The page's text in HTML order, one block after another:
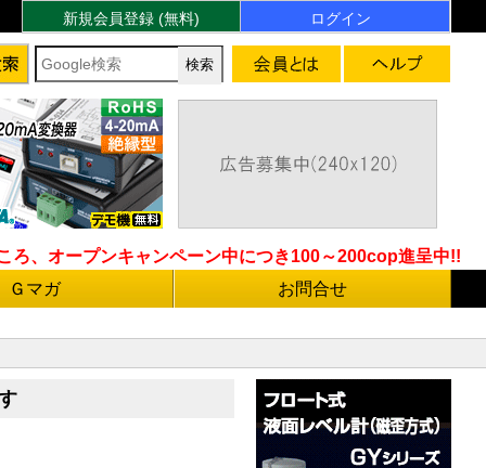
ログイン
新規会員登録 (無料)
ろ、オープンキャンペーン中につき100～200cop進呈中!!
Ｇマガ
お問合せ